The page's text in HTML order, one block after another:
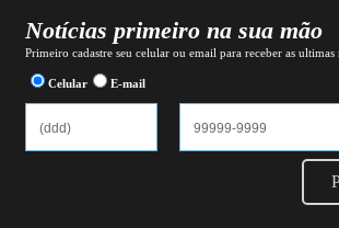
Notícias primeiro na sua mão
Primeiro cadastre seu celular ou email para receber as ultimas
Celular E-mail